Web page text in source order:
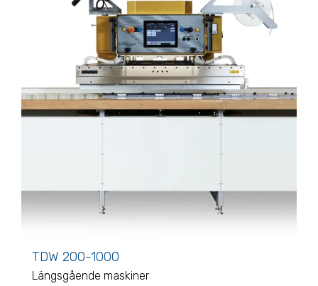
TDW 200-1000
Längsgående maskiner